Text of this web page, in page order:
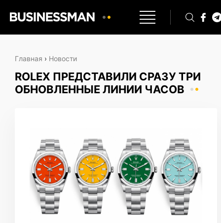
Главная › Новости
ROLEX ПРЕДСТАВИЛИ СРАЗУ ТРИ
ОБНОВЛЕННЫЕ ЛИНИИ ЧАСОВ